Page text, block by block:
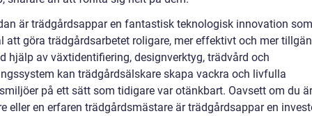
är trädgårdsappar en fantastisk teknologisk innovation
att göra trädgårdsarbetet roligare, mer effektivt och mer
hjälp av växtidentifiering, designverktyg, trädvård och
kan trädgårdsälskare skapa vackra och livfulla
på ett sätt som tidigare var otänkbart. Oavsett om du
eller en erfaren trädgårdsmästare är trädgårdsappar en